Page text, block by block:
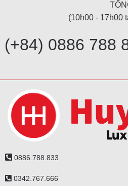
(10h00 - 17h00
(+84) 0886 788
0886.788.833
0342.767.666